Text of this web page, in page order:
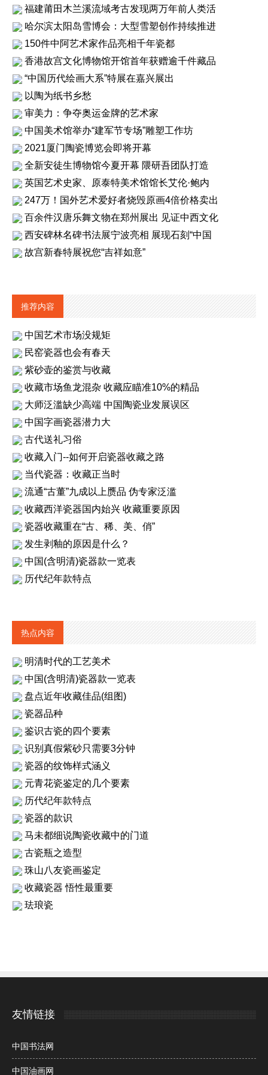
福建莆田木兰溪流域考古发现两万年前人类活
哈尔滨太阳岛雪博会：大型雪塑创作持续推进
150件中阿艺术家作品亮相千年瓷都
香港故宫文化博物馆开馆首年获赠逾千件藏品
“中国历代绘画大系”特展在嘉兴展出
以陶为纸书乡愁
审美力：争夺奥运金牌的艺术家
中国美术馆举办“建军节专场”雕塑工作坊
2021厦门陶瓷博览会即将开幕
全新安徒生博物馆今夏开幕 隈研吾团队打造
英国艺术史家、原泰特美术馆馆长艾伦·鲍内
247万！国外艺术爱好者烧毁原画4倍价格卖出
百余件汉唐乐舞文物在郑州展出 见证中西文化
西安碑林名碑书法展宁波亮相 展现石刻“中国
故宫新春特展祝您“吉祥如意”
推荐内容
中国艺术市场没规矩
民窑瓷器也会有春天
紫砂壶的鉴赏与收藏
收藏市场鱼龙混杂 收藏应瞄准10%的精品
大师泛滥缺少高端 中国陶瓷业发展误区
中国字画瓷器潜力大
古代送礼习俗
收藏入门--如何开启瓷器收藏之路
当代瓷器：收藏正当时
流通“古董”九成以上赝品 伪专家泛滥
收藏西洋瓷器国内始兴 收藏重要原因
瓷器收藏重在“古、稀、美、俏”
发生剥釉的原因是什么？
中国(含明清)瓷器款一览表
历代纪年款特点
热点内容
明清时代的工艺美术
中国(含明清)瓷器款一览表
盘点近年收藏佳品(组图)
瓷器品种
鉴识古瓷的四个要素
识别真假紫砂只需要3分钟
瓷器的纹饰样式涵义
元青花瓷鉴定的几个要素
历代纪年款特点
瓷器的款识
马未都细说陶瓷收藏中的门道
古瓷瓶之造型
珠山八友瓷画鉴定
收藏瓷器 悟性最重要
珐琅瓷
友情链接
中国书法网
中国油画网